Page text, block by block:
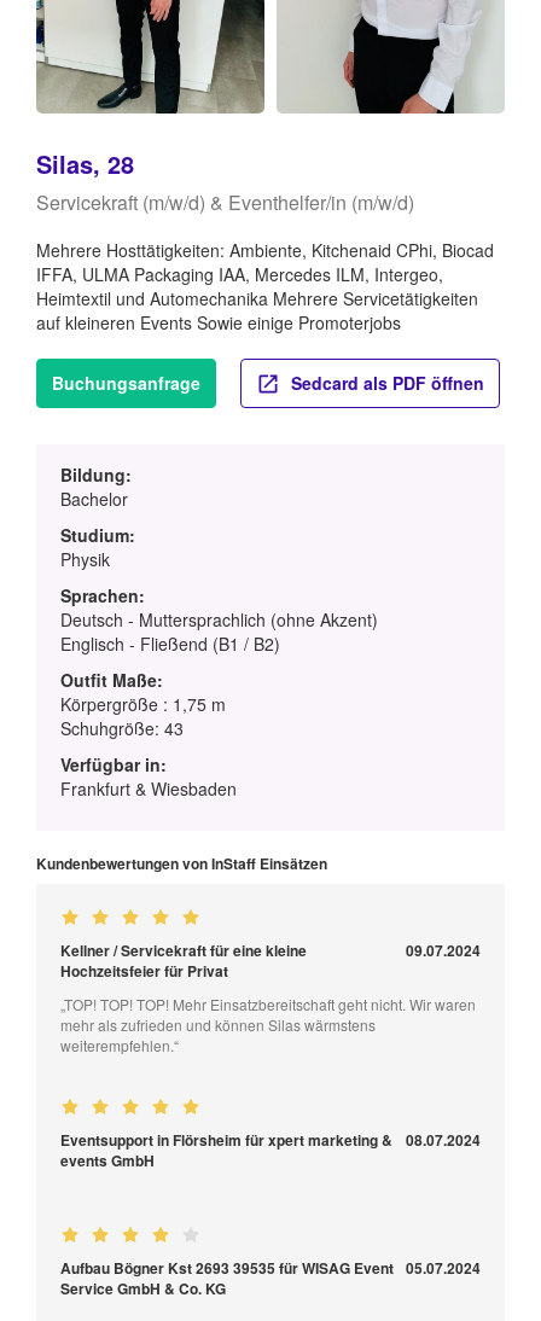
Silas, 28
Servicekraft (m/w/d) & Eventhelfer/in (m/w/d)
Mehrere Hosttätigkeiten: Ambiente, Kitchenaid CPhi, Biocad
IFFA, ULMA Packaging IAA, Mercedes ILM, Intergeo,
Heimtextil und Automechanika Mehrere Servicetätigkeiten
auf kleineren Events Sowie einige Promoterjobs
Buchungsanfrage Sedcard als PDF öffnen
Bildung:
Bachelor
Studium:
Physik
Sprachen:
Deutsch - Muttersprachlich (ohne Akzent)
Englisch - Fließend (B1 / B2)
Outfit Maße:
Körpergröße : 1,75 m
Schuhgröße: 43
Verfügbar in:
Frankfurt & Wiesbaden
Kundenbewertungen von InStaff Einsätzen
Kellner / Servicekraft für eine kleine
Hochzeitsfeier für Privat
09.07.2024
„TOP! TOP! TOP! Mehr Einsatzbereitschaft geht nicht. Wir waren
mehr als zufrieden und können Silas wärmstens
weiterempfehlen.“
Eventsupport in Flörsheim für xpert marketing &
events GmbH
08.07.2024
Aufbau Bögner Kst 2693 39535 für WISAG Event
Service GmbH & Co. KG
05.07.2024